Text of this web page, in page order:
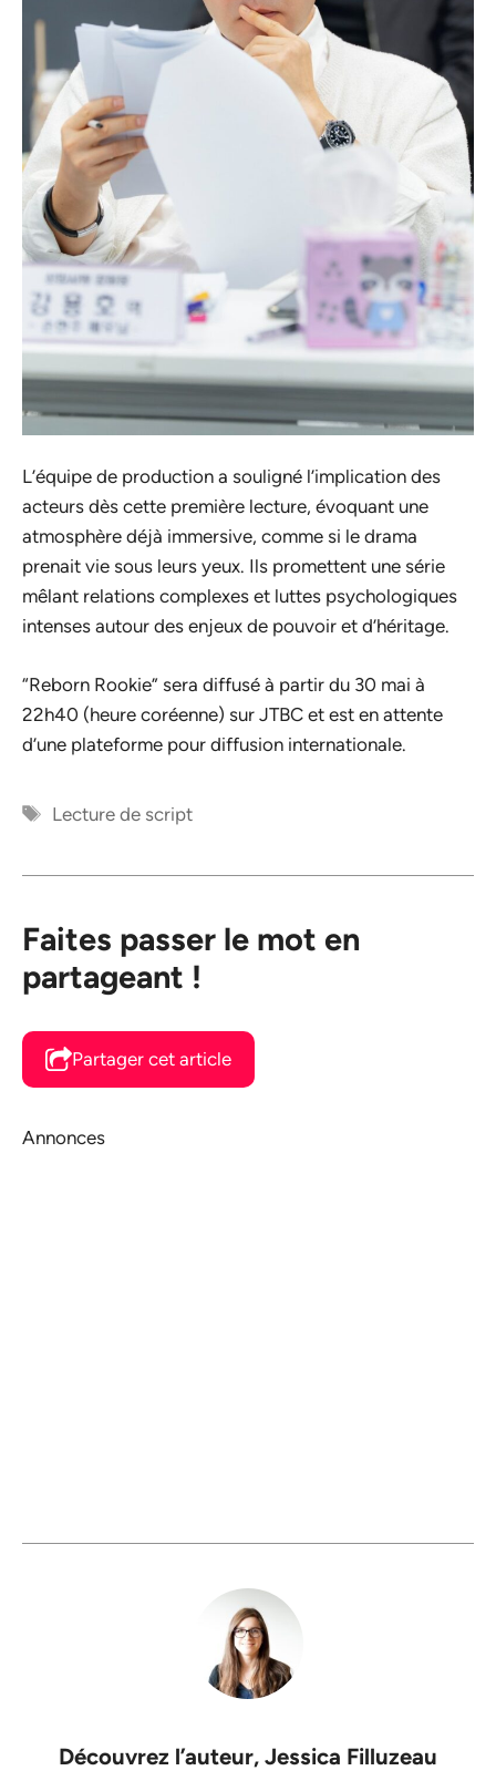
L’équipe de production a souligné l’implication des
acteurs dès cette première lecture, évoquant une
atmosphère déjà immersive, comme si le drama
prenait vie sous leurs yeux. Ils promettent une série
mêlant relations complexes et luttes psychologiques
intenses autour des enjeux de pouvoir et d’héritage.
“Reborn Rookie” sera diffusé à partir du 30 mai à
22h40 (heure coréenne) sur JTBC et est en attente
d’une plateforme pour diffusion internationale.
Étiquettes
Lecture de script
Faites passer le mot en
partageant !
Partager cet article
Annonces
Découvrez l’auteur, Jessica Filluzeau